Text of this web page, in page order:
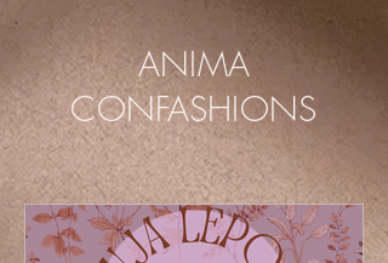
ANIMA
CONFASHIONS